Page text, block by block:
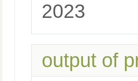
2023
output of